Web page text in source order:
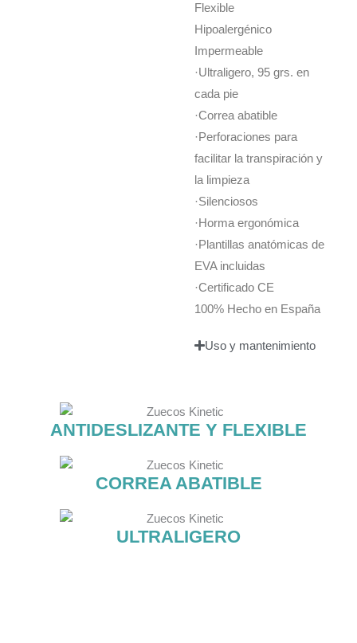
Flexible
Hipoalergénico
Impermeable
·Ultraligero, 95 grs. en
cada pie
·Correa abatible
·Perforaciones para
facilitar la transpiración y
la limpieza
·Silenciosos
·Horma ergonómica
·Plantillas anatómicas de
EVA incluidas
·Certificado CE
100% Hecho en España
Uso y mantenimiento
ANTIDESLIZANTE Y FLEXIBLE
CORREA ABATIBLE
ULTRALIGERO